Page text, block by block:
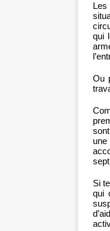
Les
qui
Ou
Si
qui